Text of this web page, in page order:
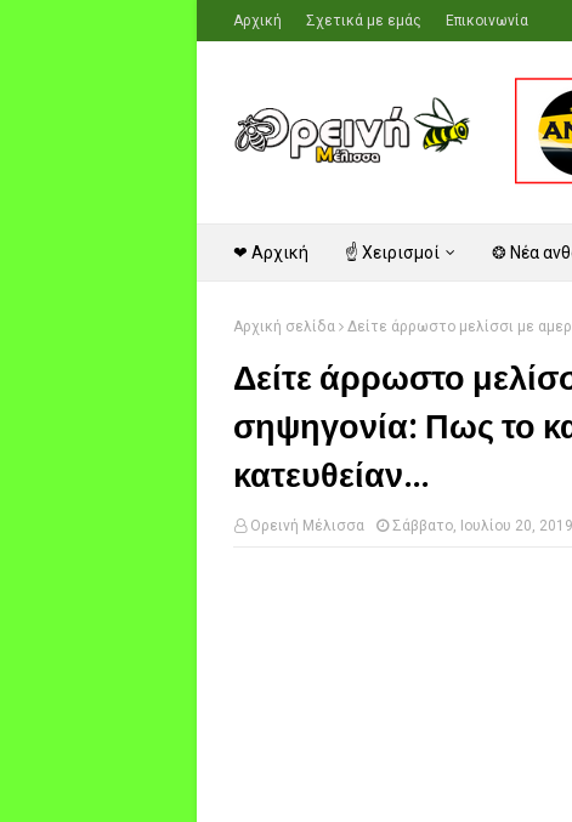
Αρχική Σχετικά με εμάς Επικοινωνία
❤ Αρχική ☝ Χειρισμοί ❂ Νέα
Αρχική σελίδα Δείτε άρρωστο μελίσσι με
Δείτε άρρωστο
σηψηγονία: Πως το
κατευθείαν...
Ορεινή Μέλισσα Σάββατο, Ιουλίου 20, 2019